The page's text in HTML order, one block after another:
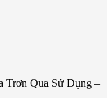
Trơn Qua Sử Dụng –